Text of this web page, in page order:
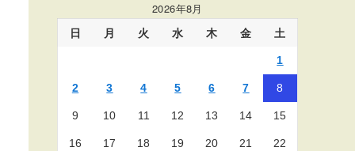
ー
2026年8月
日 月 火 水 木 金 土
1
2 3 4 5 6 7 8
9 10 11 12 13 14 15
16 17 18 19 20 21 22